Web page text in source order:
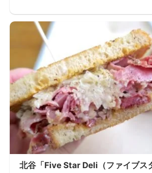
北谷「Five Star Deli（ファイブス